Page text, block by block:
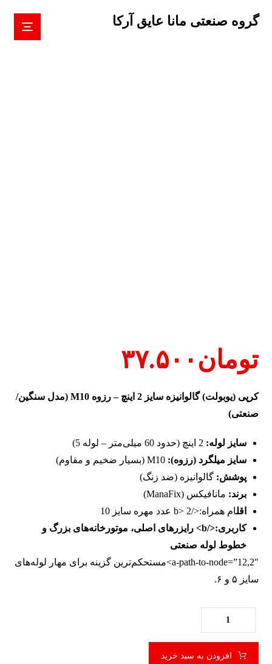
گروه صنعتی مانا عایق آرکا
تومان ۳۷.۵۰۰
کرپی (یوبولت) گالوانیزه سایز 2 اینچ – رزوه M10 (مدل سنگین/
صنعتی)
سایز لوله:
سایز میلگرد (رزوه): M10 (بسیار ضخیم و مقاوم)
پوشش: گالوانیزه (ضد زنگ)
برند: مانافیکس (ManaFix)
اقلام همراه:</b> 2 عدد مهره سایز 10
کاربری:</b> رایزرهای اصلی، موتورخانه‌های بزرگ و
خطوط لوله صنعتی
a-path-to-node=”12,2″>مستحکم‌ترین گزینه برای مهار لوله‌های
سایز ۵ و ۶.
افزودن به سبد خرید